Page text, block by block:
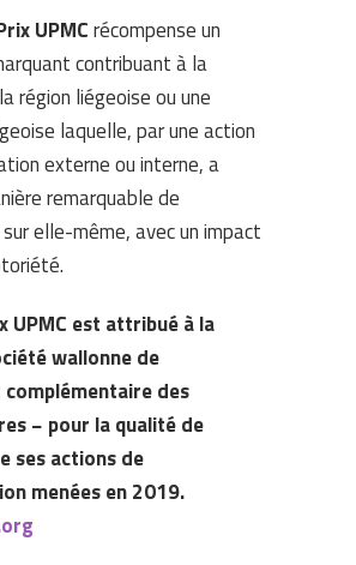
UPMCrécompense un
contribuant à la
région liégeoise ou une
laquelle, par une action
externe ou interne, a
remarquable de
elle-même, avec un impact
UPMC est attribué à la
wallonne de
des
− pour la qualité de
ses actions de
menées en 2019.